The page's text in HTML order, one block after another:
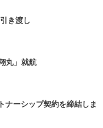
き渡し
丸」就航
ナーシップ契約を締結しま